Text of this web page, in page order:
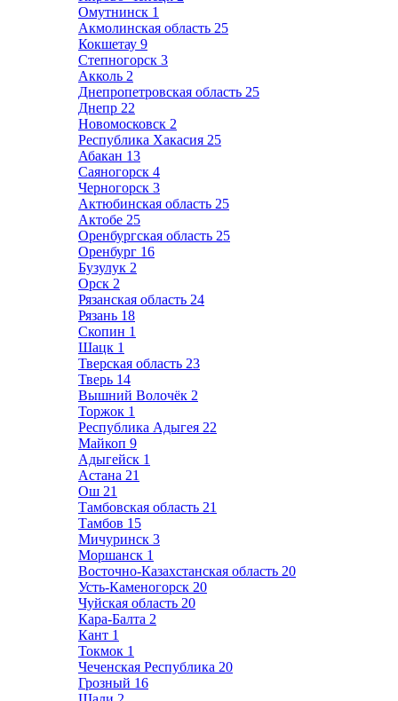
Омутнинск 1
Акмолинская область 25
Кокшетау 9
Степногорск 3
Акколь 2
Днепропетровская область 25
Днепр 22
Новомосковск 2
Республика Хакасия 25
Абакан 13
Саяногорск 4
Черногорск 3
Актюбинская область 25
Актобе 25
Оренбургская область 25
Оренбург 16
Бузулук 2
Орск 2
Рязанская область 24
Рязань 18
Скопин 1
Шацк 1
Тверская область 23
Тверь 14
Вышний Волочёк 2
Торжок 1
Республика Адыгея 22
Майкоп 9
Адыгейск 1
Астана 21
Ош 21
Тамбовская область 21
Тамбов 15
Мичуринск 3
Моршанск 1
Восточно-Казахстанская область 20
Усть-Каменогорск 20
Чуйская область 20
Кара-Балта 2
Кант 1
Токмок 1
Чеченская Республика 20
Грозный 16